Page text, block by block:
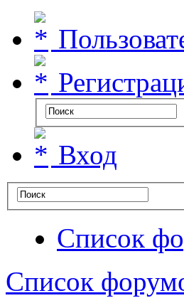
Вход
Список
Список